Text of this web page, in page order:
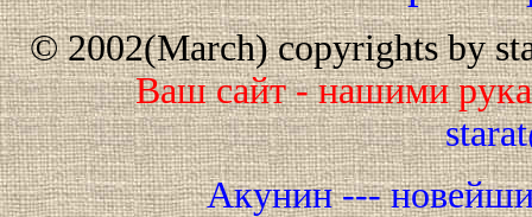
© 2002(March) copyrights by
Ваш сайт - нашими
Акунин ---